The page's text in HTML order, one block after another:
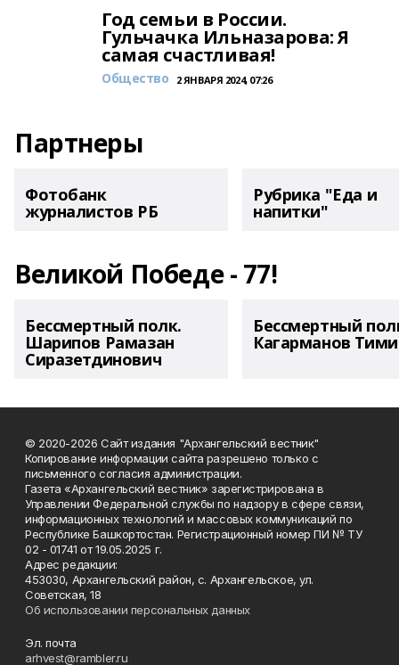
Год семьи в России.
Гульчачка Ильназарова: Я
самая счастливая!
Общество 2 ЯНВАРЯ 2024, 07:26
Партнеры
Фотобанк
журналистов РБ
Рубрика "Еда и
напитки"
Великой Победе - 77!
Бессмертный полк.
Шарипов Рамазан
Сиразетдинович
Бессмертный
Кагарманов
© 2020-2026 Сайт издания "Архангельский вестник"
Копирование информации сайта разрешено только с
письменного согласия администрации.
Газета «Архангельский вестник» зарегистрирована в
Управлении Федеральной службы по надзору в сфере связи,
информационных технологий и массовых коммуникаций по
Республике Башкортостан. Регистрационный номер ПИ № ТУ
02 - 01741 от 19.05.2025 г.
Адрес редакции:
453030, Архангельский район, с. Архангельское, ул.
Советская, 18
Об использовании персональных данных
Эл. почта
arhvest@rambler.ru